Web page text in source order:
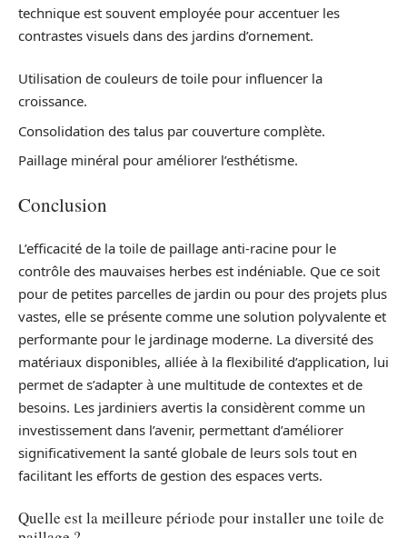
technique est souvent employée pour accentuer les
contrastes visuels dans des jardins d’ornement.
Utilisation de couleurs de toile pour influencer la
croissance.
Consolidation des talus par couverture complète.
Paillage minéral pour améliorer l’esthétisme.
Conclusion
L’efficacité de la toile de paillage anti-racine pour le
contrôle des mauvaises herbes est indéniable. Que ce soit
pour de petites parcelles de jardin ou pour des projets plus
vastes, elle se présente comme une solution polyvalente et
performante pour le jardinage moderne. La diversité des
matériaux disponibles, alliée à la flexibilité d’application, lui
permet de s’adapter à une multitude de contextes et de
besoins. Les jardiniers avertis la considèrent comme un
investissement dans l’avenir, permettant d’améliorer
significativement la santé globale de leurs sols tout en
facilitant les efforts de gestion des espaces verts.
Quelle est la meilleure période pour installer une toile de